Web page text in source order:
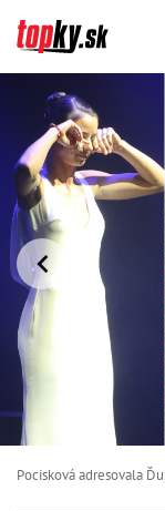
Pocisková adresovala